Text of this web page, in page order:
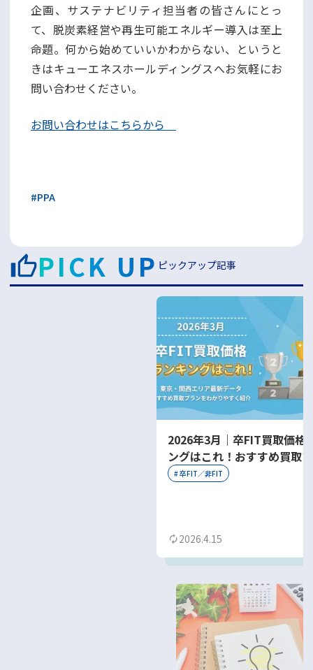
企画、サステナビリティ担当者の皆さんにとっ
て、脱炭素経営や再生可能エネルギー導入は至上
命題。何から始めていいかわからない、というと
きはキューエネスホールディングスへお気軽にお
問い合わせください。
お問い合わせはこちらから
#PPA
PICK UP ピックアップ記事
2026年3月｜卒FIT買取価格
ングはこれ！おすすめ買取
をわかりやすく紹介
#卒FIT／非FIT
2026.4.15